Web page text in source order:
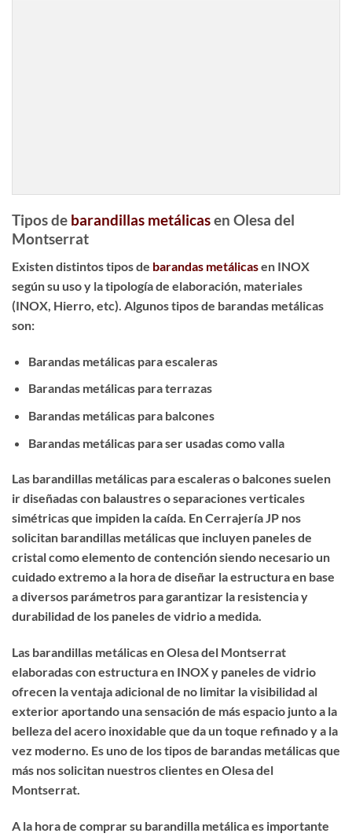
Tipos de barandillas metálicasen Olesa del
Montserrat
Existen distintos tipos de barandas metálicasen INOX
según su uso y la tipología de elaboración, materiales
(INOX, Hierro, etc). Algunos tipos de barandas metálicas
son:
Barandas metálicas para escaleras
Barandas metálicas para terrazas
Barandas metálicas para balcones
Barandas metálicas para ser usadas como valla
Las barandillas metálicas para escaleraso balcones suelen
ir diseñadas con balaustres o separaciones verticales
simétricas que impiden la caída. En Cerrajería JP nos
solicitan barandillas metálicas que incluyen paneles de
cristal como elemento de contención siendo necesario un
cuidado extremo a la hora de diseñar la estructura en base
a diversos parámetros para garantizar la resistencia y
durabilidad de los paneles de vidrio a medida.
Las barandillas metálicas en Olesa del Montserrat
elaboradas con estructura en INOX y paneles de vidrio
ofrecen la ventaja adicional de no limitar la visibilidad al
exterior aportando una sensación de más espacio junto a la
belleza del acero inoxidable que da un toque refinado y a la
vez moderno. Es uno de los tipos de barandas metálicas que
más nos solicitan nuestros clientes en Olesa del
Montserrat.
A la hora de comprar su barandilla metálicaes importante